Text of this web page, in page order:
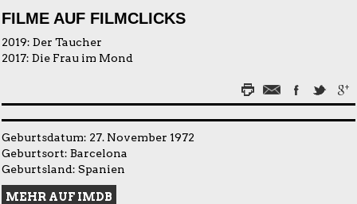
FILME AUF FILMCLICKS
2019: Der Taucher
2017: Die Frau im Mond
Geburtsdatum: 27. November 1972
Geburtsort: Barcelona
Geburtsland: Spanien
MEHR AUF IMDB